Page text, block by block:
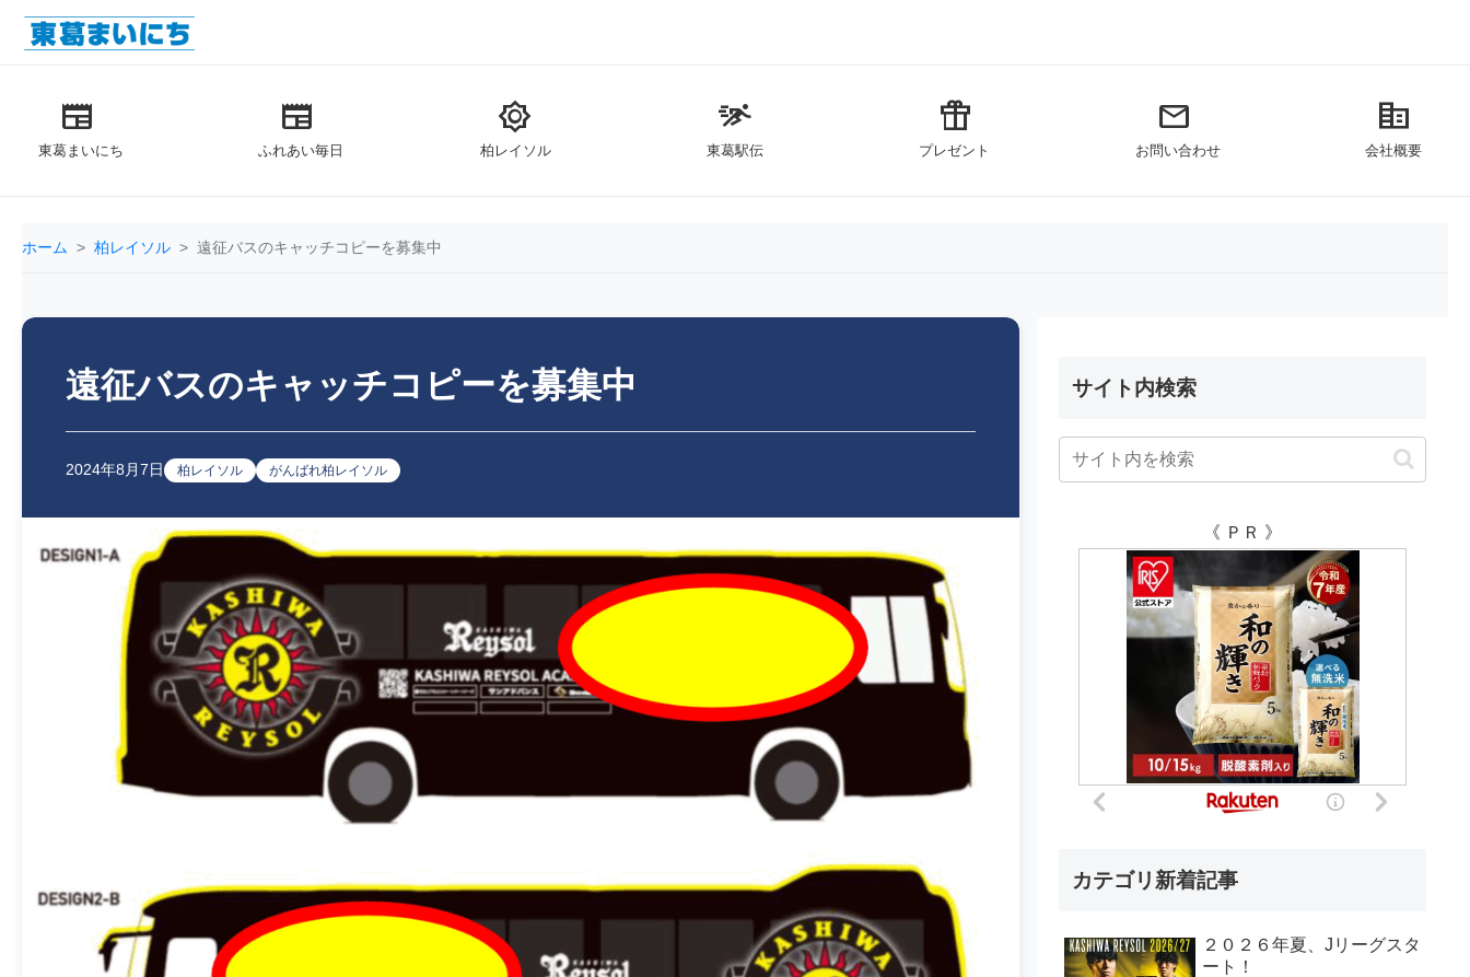
newspaper
東葛まいにち
newspaper
ふれあい毎日
brightness_5
柏レイソル
sprint
東葛駅伝
featured_seasonal_and_gifts
プレゼント
mail
お問い合わせ
corporate_fare
会社概要
ホーム 柏レイソル 遠征バスのキャッチコピーを募集中
遠征バスのキャッチコピーを募集中
2024年8月7日 柏レイソル がんばれ柏レイソル
サイト内検索
《 ＰＲ 》
カテゴリ新着記事
２０２６年夏、Jリーグスタ
ート！